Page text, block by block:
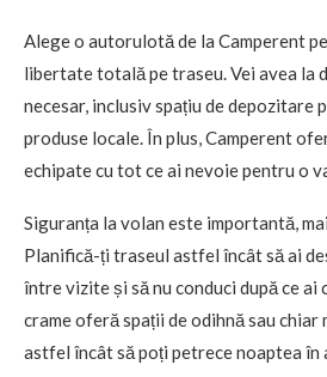
Alege o autorulotă de la Camperent
libertate totală pe traseu. Vei avea
necesar, inclusiv spațiu de depozitare
produse locale. În plus, Camperent
echipate cu tot ce ai nevoie pentru o
Siguranța la volan este importantă,
Planifică-ți traseul astfel încât să ai
între vizite și să nu conduci după ce
crame oferă spații de odihnă sau chiar
astfel încât să poți petrece noaptea în